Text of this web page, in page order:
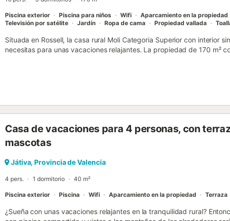
Piscina exterior Piscina para niños Wifi Aparcamiento en la propiedad
Televisión por satélite
Jardín Ropa de cama Propiedad vallada
Situada en Rossell, la casa rural Moli Categoria Superior con interior
necesitas para unas vacaciones relajantes. La propiedad de 170 m²
capacidad para 16 personas. Los servicios adicionales incluyen Wi-
videollamadas), televisión, lavadora y secadora. También hay 2
ofrece: aire acondicionado. Este alquiler de vacaciones cuenta con
jardín, terraza descubierta, terraza cubierta, balcón, barbacoa y
atracciones PortAventura. Hay 5 plazas de aparcamiento disponibles
aparcamiento gratuito disponible en la calle. No se permiten
propiedad tiene directrices para ayudar a los huéspedes con la
proporciona más información en el establecimiento. Este
consumo. Se pueden organizar sesiones de equitación bajo petición.
sosten...
Casa de vacaciones para 4 personas, con
mascotas
Játiva, Provincia de Valencia
4 pers. 1 dormitorio 40 m²
Piscina exterior Piscina Wifi Aparcamiento en la propiedad Terraza
¿Sueña con unas vacaciones relajantes en la tranquilidad rural?